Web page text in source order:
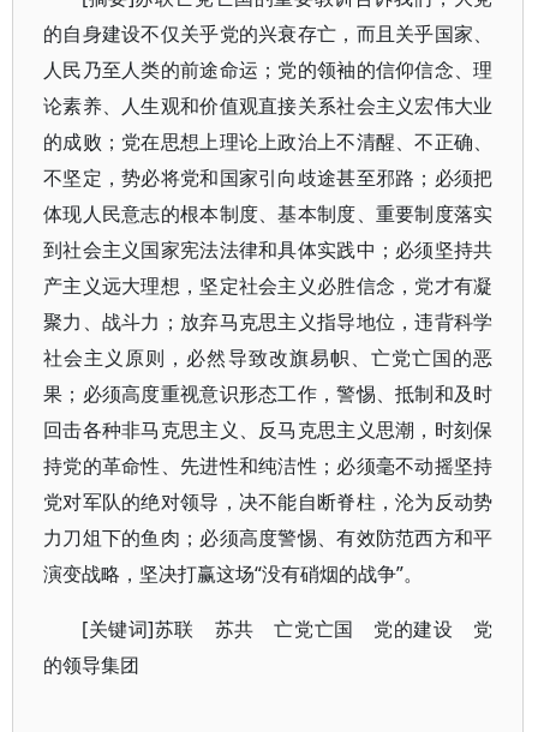
的自身建设不仅关乎党的兴衰存亡，而且关乎国家、
人民乃至人类的前途命运；党的领袖的信仰信念、理
论素养、人生观和价值观直接关系社会主义宏伟大业
的成败；党在思想上理论上政治上不清醒、不正确、
不坚定，势必将党和国家引向歧途甚至邪路；必须把
体现人民意志的根本制度、基本制度、重要制度落实
到社会主义国家宪法法律和具体实践中；必须坚持共
产主义远大理想，坚定社会主义必胜信念，党才有凝
聚力、战斗力；放弃马克思主义指导地位，违背科学
社会主义原则，必然导致改旗易帜、亡党亡国的恶
果；必须高度重视意识形态工作，警惕、抵制和及时
回击各种非马克思主义、反马克思主义思潮，时刻保
持党的革命性、先进性和纯洁性；必须毫不动摇坚持
党对军队的绝对领导，决不能自断脊柱，沦为反动势
力刀俎下的鱼肉；必须高度警惕、有效防范西方和平
演变战略，坚决打赢这场“没有硝烟的战争”。
[关键词]苏联 苏共 亡党亡国 党的建设 党
的领导集团